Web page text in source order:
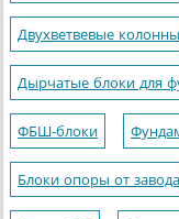
Двухветвевые колонны
Дырчатые блоки для
ФБШ-блоки
Блоки опоры от завода